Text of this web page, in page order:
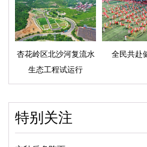
杏花岭区北沙河复流水
生态工程试运行
全民共赴
特别关注